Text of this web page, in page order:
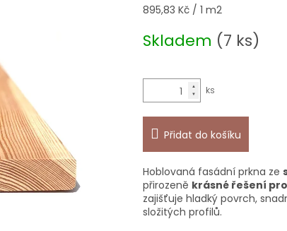
Měrná
895,83 Kč / 1 m2
Skladem (7 ks)
Přidat do košíku
Hoblovaná fasádní prkna ze
přirozeně krásné řešení
zajišťuje hladký povrch,
složitých profilů.